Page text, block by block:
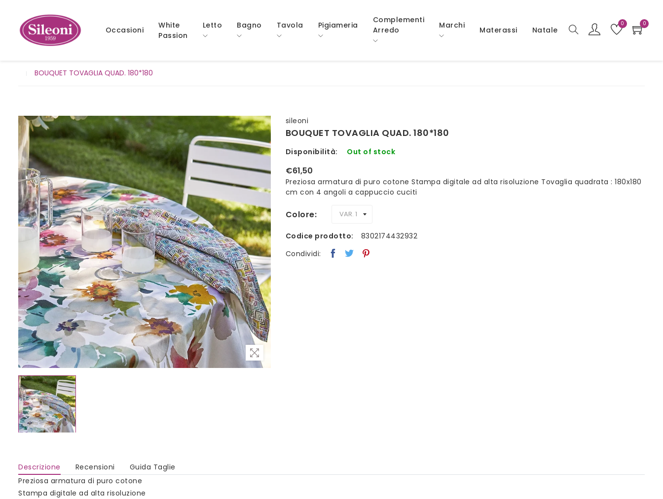
Occasioni
White
Passion
Letto Bagno Tavola Pigiameria
Complementi
Arredo
Marchi
Materassi Natale
0 0
BOUQUET TOVAGLIA QUAD. 180*180
sileoni
BOUQUET TOVAGLIA QUAD. 180*180
Disponibilità: Out of stock
€61,50
Preziosa armatura di puro cotone Stampa digitale ad alta risoluzione Tovaglia quadrata : 180x180
cm con 4 angoli a cappuccio cuciti
Colore
Codice prodotto:
8302174432932
Condividi:
Descrizione Recensioni
Guida Taglie
Preziosa armatura di puro cotone
Stampa digitale ad alta risoluzione